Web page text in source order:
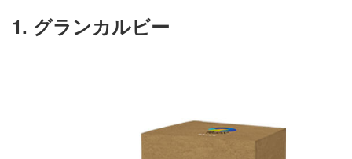
1. グランカルビー